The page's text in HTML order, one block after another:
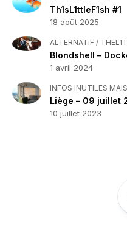
Th1sL1ttleF1sh #1
18 août 2025
ALTERNATIF /
Blondshell –
1 avril 2024
INFOS INUTILES
Liège – 09 juillet
10 juillet 2023